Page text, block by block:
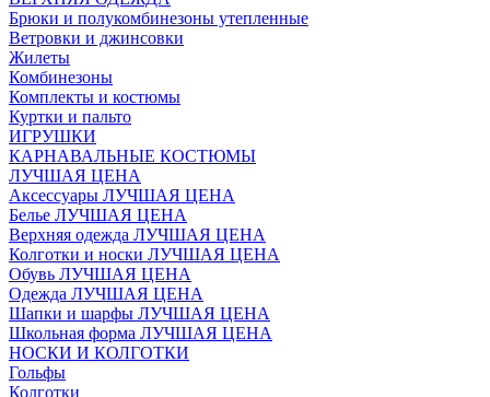
Брюки и полукомбинезоны утепленные
Ветровки и джинсовки
Жилеты
Комбинезоны
Комплекты и костюмы
Куртки и пальто
ИГРУШКИ
КАРНАВАЛЬНЫЕ КОСТЮМЫ
ЛУЧШАЯ ЦЕНА
Аксессуары ЛУЧШАЯ ЦЕНА
Белье ЛУЧШАЯ ЦЕНА
Верхняя одежда ЛУЧШАЯ ЦЕНА
Колготки и носки ЛУЧШАЯ ЦЕНА
Обувь ЛУЧШАЯ ЦЕНА
Одежда ЛУЧШАЯ ЦЕНА
Шапки и шарфы ЛУЧШАЯ ЦЕНА
Школьная форма ЛУЧШАЯ ЦЕНА
НОСКИ И КОЛГОТКИ
Гольфы
Колготки